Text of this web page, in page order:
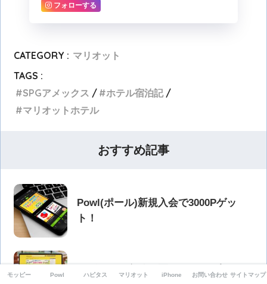
フォローする
CATEGORY : マリオット
TAGS :
SPGアメックス
ホテル宿泊記
マリオットホテル
おすすめ記事
Powl(ポール)新規入会で3000Pゲッ
ト！
ハピタスは危険？悪い口コミや怪しい
モッピー Powl ハピタス マリオット iPhone お問い合わせ サイトマップ